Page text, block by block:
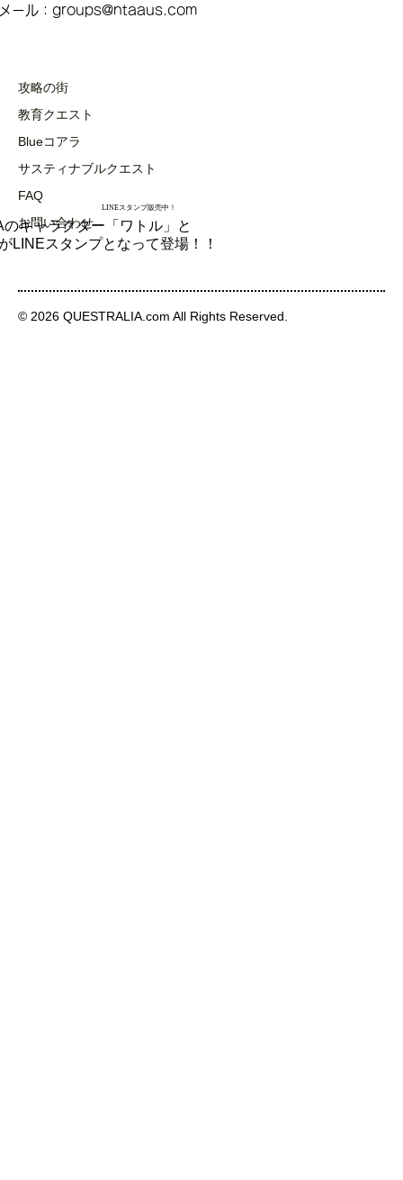
© 2026 QUESTRALIA.com All Rights Reserved.
ール： groups@ntaaus.com
キャラクター「ワトル」と
​LINEスタンプとなって登場！！
LINEスタンプ販売中！
攻略の街
教育クエスト
Blueコアラ
サスティナブルクエスト
FAQ
お問い合わせ